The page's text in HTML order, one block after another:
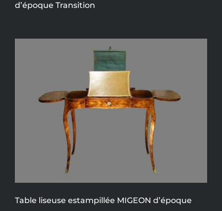
d’époque Transition
Table liseuse estampillée MIGEON d’époque